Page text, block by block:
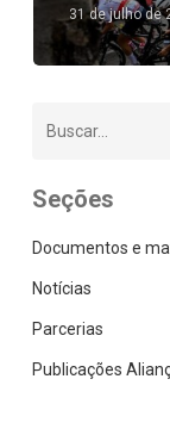
31 de julho de
Seções
Documentos e
Notícias
Parcerias
Publicações